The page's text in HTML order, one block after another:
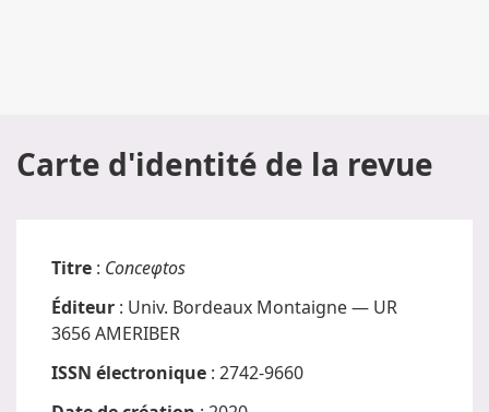
Carte d'identité de la revue
Titre : Conceφtos
Éditeur : Univ. Bordeaux Montaigne — UR
3656 AMERIBER
ISSN électronique : 2742-9660